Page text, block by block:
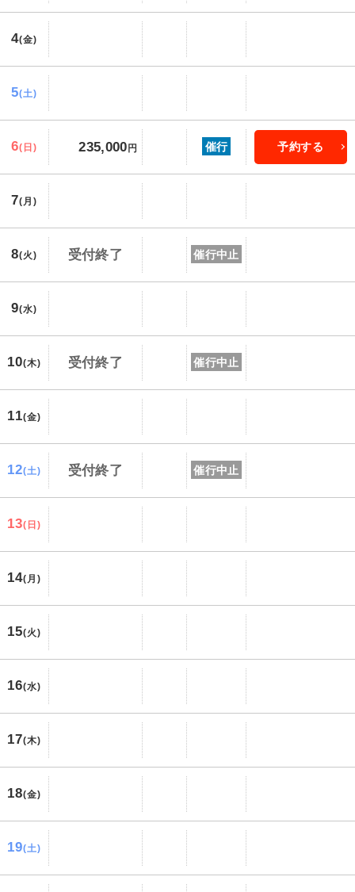
4(金)
5(土)
6(日) 235,000円 催行 予約する
7(月)
8(火) 受付終了 催行中止
9(水)
10(木) 受付終了 催行中止
11(金)
12(土) 受付終了 催行中止
13(日)
14(月)
15(火)
16(水)
17(木)
18(金)
19(土)